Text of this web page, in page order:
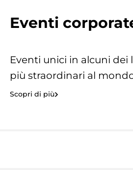
Eventi
Eventi unici in alcuni dei
più straordinari al
Scopri di più